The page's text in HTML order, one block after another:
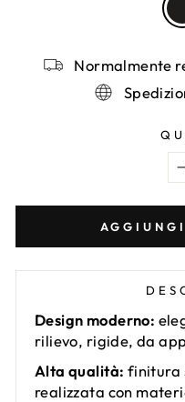
Normalmente
Design moderno:
rilievo, rigide, da
Alta qualità: finitura
realizzata con